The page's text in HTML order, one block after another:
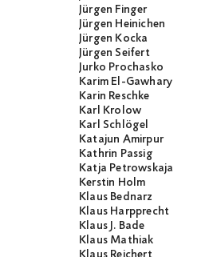
Jürgen Finger
Jürgen Heinichen
Jürgen Kocka
Jürgen Seifert
Jurko Prochasko
Karim El-Gawhary
Karin Reschke
Karl Krolow
Karl Schlögel
Katajun Amirpur
Kathrin Passig
Katja Petrowskaja
Kerstin Holm
Klaus Bednarz
Klaus Harpprecht
Klaus J. Bade
Klaus Mathiak